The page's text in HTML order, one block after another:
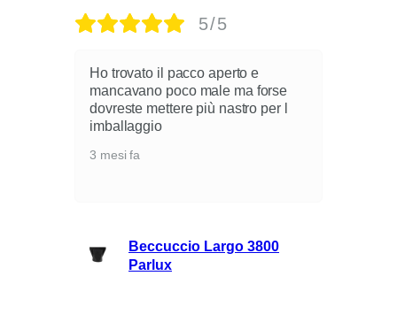
5/5
Ho trovato il pacco aperto e
mancavano poco male ma forse
dovreste mettere più nastro per l
imballaggio
3 mesi fa
Beccuccio Largo 3800
Parlux